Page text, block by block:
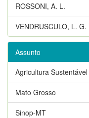
ROSSONI, A. L.
VENDRUSCULO, L. G.
Assunto
Agricultura Sustentável
Mato Grosso
Sinop-MT